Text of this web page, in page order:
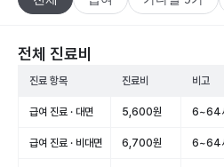
전체 진료비
진료 항목 진료비 비고
급여 진료 · 대면 5,600원 6~64
급여 진료 · 비대면 6,700원 6~64